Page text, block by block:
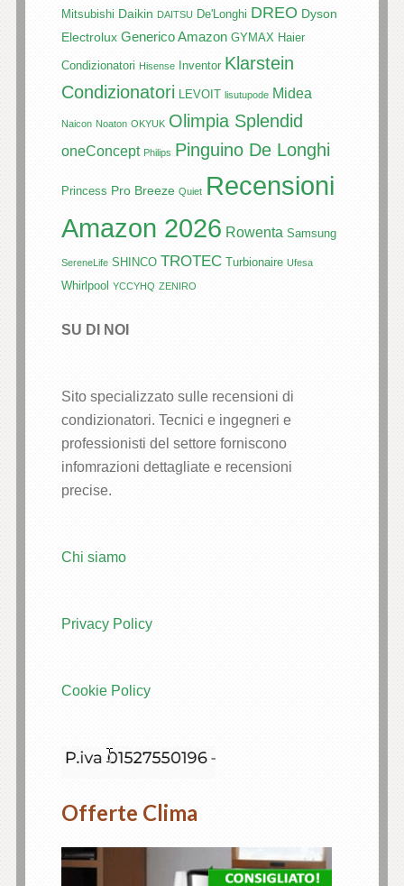
Mitsubishi Daikin DAITSU De'Longhi DREO Dyson
Electrolux Generico Amazon GYMAX Haier
Condizionatori Hisense Inventor Klarstein
Condizionatori LEVOIT lisutupode Midea
Naicon Noaton OKYUK Olimpia Splendid
oneConcept Philips Pinguino De Longhi
Princess Pro Breeze Quiet Recensioni
Amazon 2026 Rowenta Samsung
SereneLife SHINCO TROTEC Turbionaire Ufesa
Whirlpool YCCYHQ ZENIRO
SU DI NOI
Sito specializzato sulle recensioni di
condizionatori. Tecnici e ingegneri e
professionisti del settore forniscono
infomrazioni dettagliate e recensioni
precise.
Chi siamo
Privacy Policy
Cookie Policy
Offerte Clima